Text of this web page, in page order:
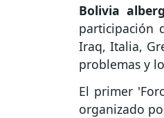
Bolivia
participación
Iraq, Italia,
problemas y
El primer
organizado